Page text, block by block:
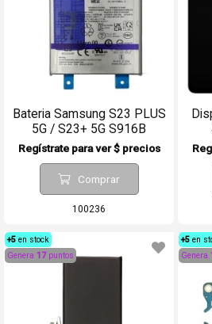
Bateria Samsung S23 PLUS
5G / S23+ 5G S916B
Regístrate para ver $ precios
Comprar
100236
+5 en stock
Genera 17puntos
+5 en
Genera